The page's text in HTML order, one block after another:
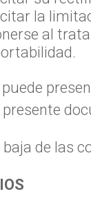
la
al
de las